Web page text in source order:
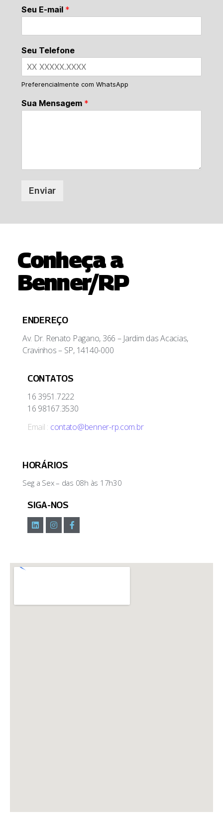
Seu E-mail *
Seu Telefone
Preferencialmente com WhatsApp
Sua Mensagem *
Enviar
Conheça a
Benner/RP
ENDEREÇO
Av. Dr. Renato Pagano, 366 – Jardim das Acacias,
Cravinhos – SP, 14140-000
CONTATOS
16 3951.7222
16 98167.3530
Email : contato@benner-rp.com.br
HORÁRIOS
Seg a Sex – das 08h às 17h30
SIGA-NOS